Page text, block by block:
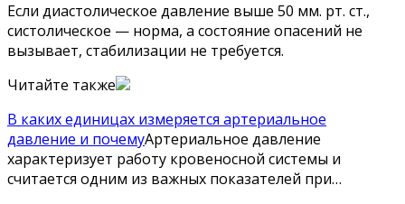
Если диастолическое давление выше 50 мм. рт. ст.,
систолическое — норма, а состояние опасений не
вызывает, стабилизации не требуется.
Читайте также
В каких единицах измеряется артериальное
давление и почемуАртериальное давление
характеризует работу кровеносной системы и
считается одним из важных показателей при…